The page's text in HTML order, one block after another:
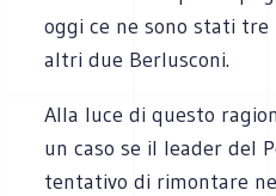
oggi ce ne sono stati
altri due Berlusconi.
Alla luce di questo
un caso se il leader del
tentativo di rimontare